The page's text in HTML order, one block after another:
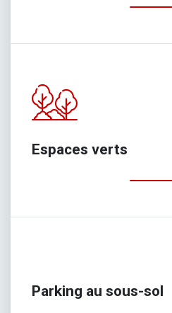
Espaces verts
Parking au sous-sol